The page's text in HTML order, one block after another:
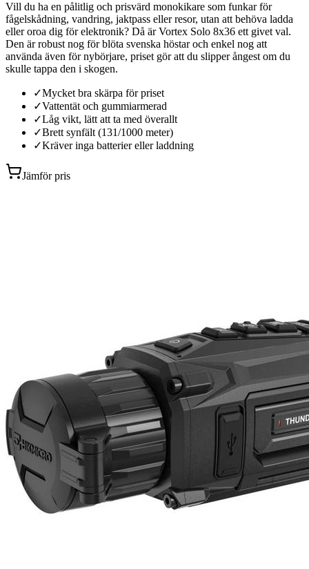
Vill du ha en pålitlig och prisvärd monokikare som funkar för
fågelskådning, vandring, jaktpass eller resor, utan att behöva ladda
eller oroa dig för elektronik? Då är Vortex Solo 8x36 ett givet val.
Den är robust nog för blöta svenska höstar och enkel nog att
använda även för nybörjare, priset gör att du slipper ångest om du
skulle tappa den i skogen.
✓Mycket bra skärpa för priset
✓Vattentät och gummiarmerad
✓Låg vikt, lätt att ta med överallt
✓Brett synfält (131/1000 meter)
✓Kräver inga batterier eller laddning
Jämför pris